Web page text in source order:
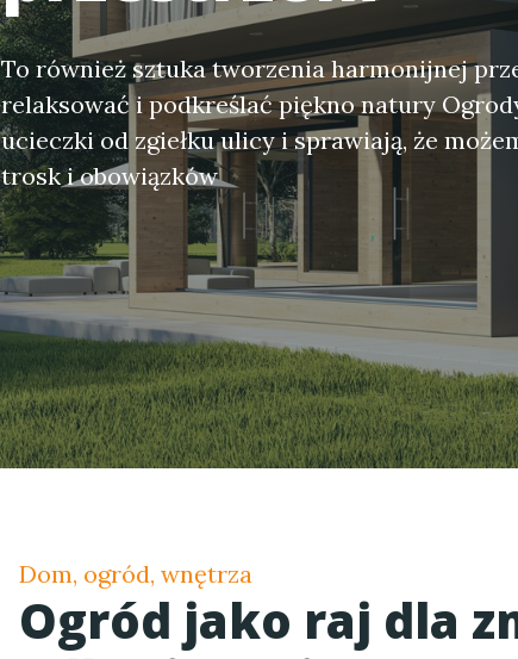
To również sztuka tworzenia harmonijnej
relaksować i podkreślać piękno natury
ucieczki od zgiełku ulicy i sprawiają, że
trosk i obowiązków
Dom, ogród, wnętrza
Ogród jako raj dla